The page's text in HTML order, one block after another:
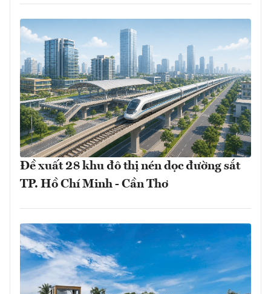
Đề xuất 28 khu đô thị nén dọc đường sắt
TP. Hồ Chí Minh - Cần Thơ